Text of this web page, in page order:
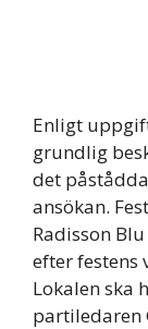
Enligt
grundlig
det
ansökan.
Radisson
efter festens
Lokalen ska
partiledaren